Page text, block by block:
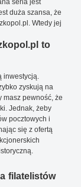
duża szansa, że
Wtedy jej
to
inwestycją.
zyskują na
masz pewność, że
Jednak, żeby
pocztowych i
się z ofertą
filatelistów